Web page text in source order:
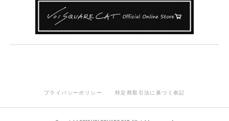
プライバシーポリシー 特定商取引法に基づく表記